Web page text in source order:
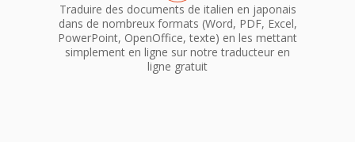
Traduire des documents de italien en japonais
dans de nombreux formats (Word, PDF, Excel,
PowerPoint, OpenOffice, texte) en les mettant
simplement en ligne sur notre traducteur en
ligne gratuit